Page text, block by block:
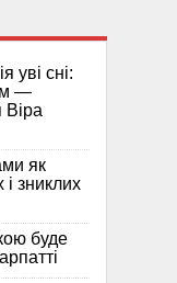
уві сні:
—
Віра
як
зниклих
буде